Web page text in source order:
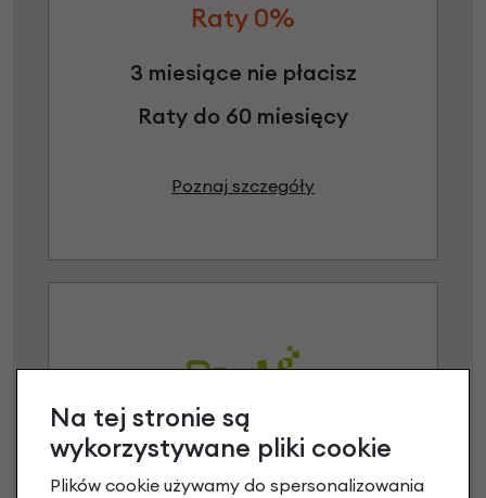
Raty 0%
3 miesiące nie płacisz
Raty do 60 miesięcy
Poznaj szczegóły
Raty 0%
Na tej stronie są
wykorzystywane pliki cookie
Plików cookie używamy do spersonalizowania